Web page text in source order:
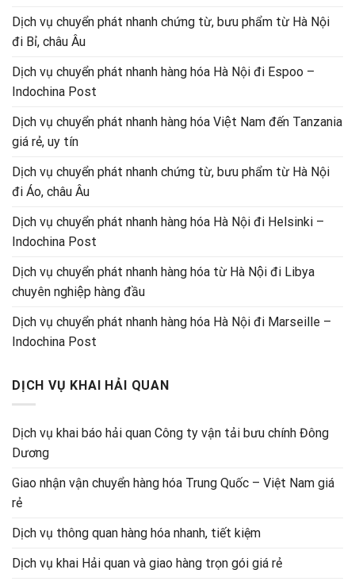
Dịch vụ chuyển phát nhanh chứng từ, bưu phẩm từ Hà Nội
đi Bỉ, châu Âu
Dịch vụ chuyển phát nhanh hàng hóa Hà Nội đi Espoo –
Indochina Post
Dịch vụ chuyển phát nhanh hàng hóa Việt Nam đến Tanzania
giá rẻ, uy tín
Dịch vụ chuyển phát nhanh chứng từ, bưu phẩm từ Hà Nội
đi Áo, châu Âu
Dịch vụ chuyển phát nhanh hàng hóa Hà Nội đi Helsinki –
Indochina Post
Dịch vụ chuyển phát nhanh hàng hóa từ Hà Nội đi Libya
chuyên nghiệp hàng đầu
Dịch vụ chuyển phát nhanh hàng hóa Hà Nội đi Marseille –
Indochina Post
DỊCH VỤ KHAI HẢI QUAN
Dịch vụ khai báo hải quan Công ty vận tải bưu chính Đông
Dương
Giao nhận vận chuyển hàng hóa Trung Quốc – Việt Nam giá
rẻ
Dịch vụ thông quan hàng hóa nhanh, tiết kiệm
Dịch vụ khai Hải quan và giao hàng trọn gói giá rẻ